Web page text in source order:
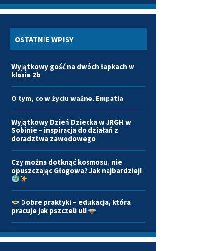
OSTATNIE WPISY
Wyjątkowy gość na dwóch łapkach w
klasie 2b
O tym, co w życiu ważne. Empatia
Wyjątkowy Dzień Dziecka w JRGH w
Sobinie – inspiracja do działań z
doradztwa zawodowego
Czy można dotknąć kosmosu, nie
opuszczając Głogowa? Jak najbardziej!
Dobre praktyki – edukacja, która
pracuje jak pszczeli ul!